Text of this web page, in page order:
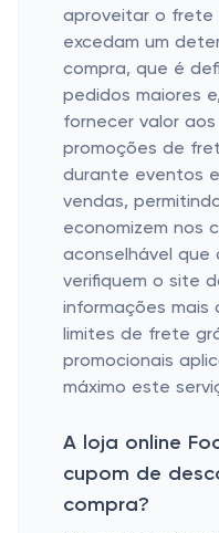
aproveitar o frete
excedam um
compra, que é
pedidos maiores
fornecer valor aos
promoções de
durante eventos
vendas,
economizem nos
aconselhável que
verifiquem o site
informações mais
limites de frete
promocionais
máximo este
A loja online
cupom de
compra?